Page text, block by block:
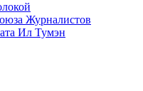
Журналистов
Ил Тумэн